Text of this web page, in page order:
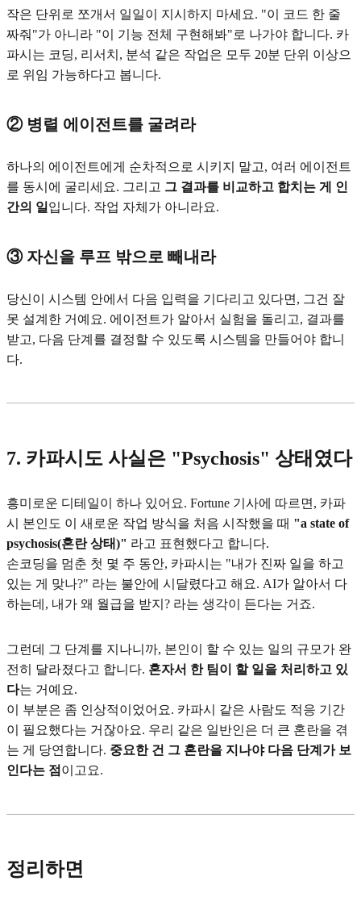
작은 단위로 쪼개서 일일이 지시하지 마세요. "이 코드 한 줄
짜줘"가 아니라 "이 기능 전체 구현해봐"로 나가야 합니다. 카
파시는 코딩, 리서치, 분석 같은 작업은 모두 20분 단위 이상으
로 위임 가능하다고 봅니다.
② 병렬 에이전트를 굴려라
하나의 에이전트에게 순차적으로 시키지 말고, 여러 에이전트
를 동시에 굴리세요. 그리고 그 결과를 비교하고 합치는 게 인
간의 일 입니다. 작업 자체가 아니라요.
③ 자신을 루프 밖으로 빼내라
당신이 시스템 안에서 다음 입력을 기다리고 있다면, 그건 잘
못 설계한 거예요. 에이전트가 알아서 실험을 돌리고, 결과를
받고, 다음 단계를 결정할 수 있도록 시스템을 만들어야 합니
다.
7. 카파시도 사실은 "Psychosis" 상태였다
흥미로운 디테일이 하나 있어요. Fortune 기사에 따르면, 카파
시 본인도 이 새로운 작업 방식을 처음 시작했을 때 "a state of
psychosis(혼란 상태)" 라고 표현했다고 합니다.
손코딩을 멈춘 첫 몇 주 동안, 카파시는 "내가 진짜 일을 하고
있는 게 맞나?" 라는 불안에 시달렸다고 해요. AI가 알아서 다
하는데, 내가 왜 월급을 받지? 라는 생각이 든다는 거죠.
그런데 그 단계를 지나니까, 본인이 할 수 있는 일의 규모가 완
전히 달라졌다고 합니다. 혼자서 한 팀이 할 일을 처리하고 있
다는 거예요.
이 부분은 좀 인상적이었어요. 카파시 같은 사람도 적응 기간
이 필요했다는 거잖아요. 우리 같은 일반인은 더 큰 혼란을 겪
는 게 당연합니다. 중요한 건 그 혼란을 지나야 다음 단계가 보
인다는 점 이고요.
정리하면